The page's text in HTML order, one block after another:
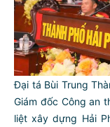
Đại tá Bùi Trung
Giám đốc Công an
liệt xây dựng Hải